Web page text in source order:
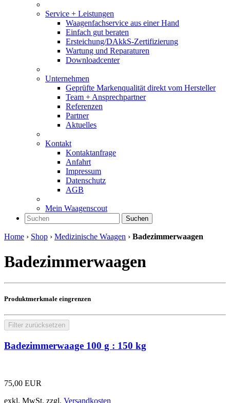
Service + Leistungen
Waagenfachservice aus einer Hand
Einfach gut beraten
Ersteichung/DAkkS-Zertifizierung
Wartung und Reparaturen
Downloadcenter
Unternehmen
Geprüfte Markenqualität direkt vom Hersteller
Team + Ansprechpartner
Referenzen
Partner
Aktuelles
Kontakt
Kontaktanfrage
Anfahrt
Impressum
Datenschutz
AGB
Mein Waagenscout
Suchen
Home › Shop › Medizinische Waagen › Badezimmerwaagen
Badezimmerwaagen
Produktmerkmale eingrenzen
Filter zurücksetzen
Badezimmerwaage 100 g : 150 kg
75,00 EUR
exkl. MwSt. zzgl. Versandkosten